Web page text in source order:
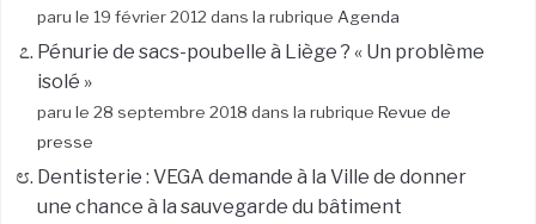
paru le 19 février 2012 dans la rubrique Agenda
Pénurie de sacs-poubelle à Liège ? « Un problème
isolé »
paru le 28 septembre 2018 dans la rubrique Revue de
presse
Dentisterie : VEGA demande à la Ville de donner
une chance à la sauvegarde du bâtiment